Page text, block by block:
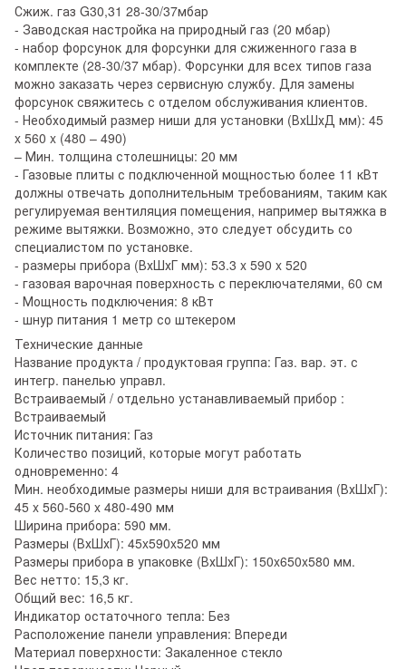
Сжиж. газ G30,31 28-30/37мбар
- Заводская настройка на природный газ (20 мбар)
- набор форсунок для форсунки для сжиженного газа в
комплекте (28-30/37 мбар). Форсунки для всех типов газа
можно заказать через сервисную службу. Для замены
форсунок свяжитесь с отделом обслуживания клиентов.
- Необходимый размер ниши для установки (ВхШхД мм): 45
x 560 x (480 – 490)
– Мин. толщина столешницы: 20 мм
- Газовые плиты с подключенной мощностью более 11 кВт
должны отвечать дополнительным требованиям, таким как
регулируемая вентиляция помещения, например вытяжка в
режиме вытяжки. Возможно, это следует обсудить со
специалистом по установке.
- размеры прибора (ВхШхГ мм): 53.3 x 590 x 520
- газовая варочная поверхность с переключателями, 60 см
- Мощность подключения: 8 кВт
- шнур питания 1 метр со штекером
Технические данные
Название продукта / продуктовая группа: Газ. вар. эт. с
интегр. панелью управл.
Встраиваемый / отдельно устанавливаемый прибор :
Встраиваемый
Источник питания: Газ
Количество позиций, которые могут работать
одновременно: 4
Мин. необходимые размеры ниши для встраивания (ВхШхГ):
45 x 560-560 x 480-490 мм
Ширина прибора: 590 мм.
Размеры (ВхШхГ): 45x590x520 мм
Размеры прибора в упаковке (ВхШхГ): 150x650x580 мм.
Вес нетто: 15,3 кг.
Общий вес: 16,5 кг.
Индикатор остаточного тепла: Без
Расположение панели управления: Впереди
Материал поверхности: Закаленное стекло